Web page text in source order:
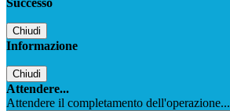
Successo
Chiudi
Informazione
Chiudi
Attendere...
Attendere il completamento dell'operazione...